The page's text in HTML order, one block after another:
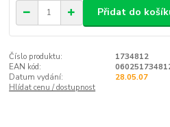
Přidat do
Číslo produktu:
1734812
EAN kód:
Datum vydání:
28.05.07
Hlídat cenu / dostupnost